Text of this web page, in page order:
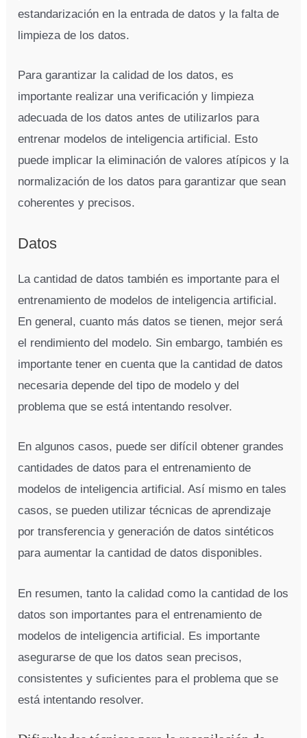
estandarización en la entrada de datos y la falta de
limpieza de los datos.
Para garantizar la calidad de los datos, es
importante realizar una verificación y limpieza
adecuada de los datos antes de utilizarlos para
entrenar modelos de inteligencia artificial. Esto
puede implicar la eliminación de valores atípicos y la
normalización de los datos para garantizar que sean
coherentes y precisos.
Datos
La cantidad de datos también es importante para el
entrenamiento de modelos de inteligencia artificial.
En general, cuanto más datos se tienen, mejor será
el rendimiento del modelo. Sin embargo, también es
importante tener en cuenta que la cantidad de datos
necesaria depende del tipo de modelo y del
problema que se está intentando resolver.
En algunos casos, puede ser difícil obtener grandes
cantidades de datos para el entrenamiento de
modelos de inteligencia artificial. Así mismo en tales
casos, se pueden utilizar técnicas de aprendizaje
por transferencia y generación de datos sintéticos
para aumentar la cantidad de datos disponibles.
En resumen, tanto la calidad como la cantidad de los
datos son importantes para el entrenamiento de
modelos de inteligencia artificial. Es importante
asegurarse de que los datos sean precisos,
consistentes y suficientes para el problema que se
está intentando resolver.